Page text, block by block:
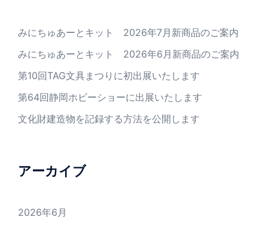
みにちゅあーとキット 2026年7月新商品のご案内
みにちゅあーとキット 2026年6月新商品のご案内
第10回TAG文具まつりに初出展いたします
第64回静岡ホビーショーに出展いたします
文化財建造物を記録する方法を公開します
アーカイブ
2026年6月